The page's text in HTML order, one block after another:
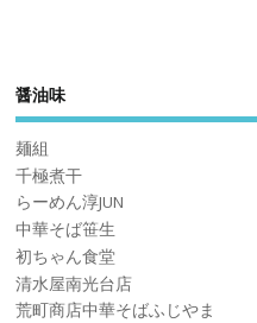
醤油味
麺組
千極煮干
らーめん淳JUN
中華そば笹生
初ちゃん食堂
清水屋南光台店
荒町商店中華そばふじやま